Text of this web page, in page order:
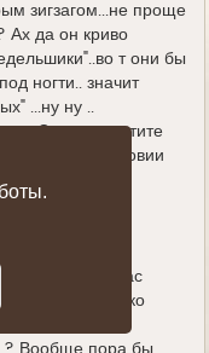
зигзагом...не проще
Ах да он криво
т они бы
ногти.. значит
...ну ну ..
Север простите
не вождь Московии
с самим
сабель у вас
"только
? Вообще пора бы